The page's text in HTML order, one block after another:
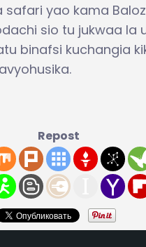
yao kama
sio tu jukwaa
binafsi kuchangia
Repost